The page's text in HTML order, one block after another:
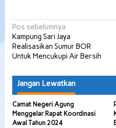
Navigasi
pos
Pos sebelumnya
Kampung Sari Jaya
Realisasikan Sumur BOR
Untuk Mencukupi Air Bersih
Jangan Lewatkan
Camat Negeri Agung
Menggelar Rapat Koordinasi
Awal Tahun 2024